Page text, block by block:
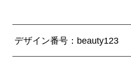
デザイン番号：beauty123